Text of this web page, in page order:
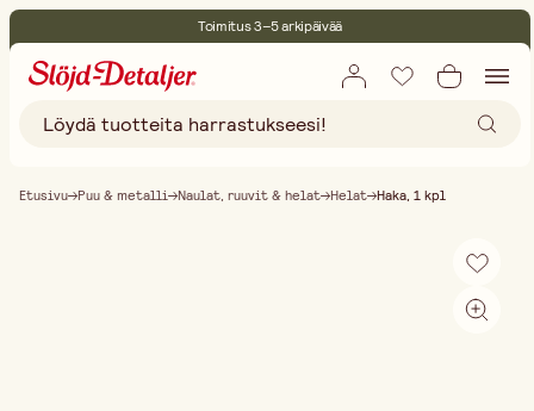
Toimitus 3–5 arkipäivää
Ilmainen toimitus yli 75 € ostoksille
Etusivu Puu & metalli Naulat, ruuvit & helat Helat Haka, 1 kpl